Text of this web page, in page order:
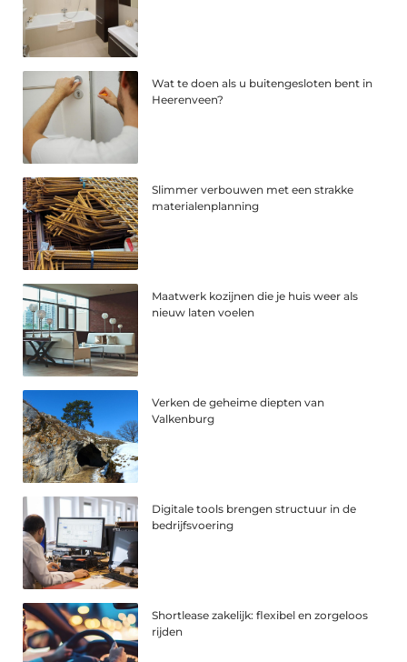
Wat te doen als u buitengesloten bent in
Heerenveen?
Slimmer verbouwen met een strakke
materialenplanning
Maatwerk kozijnen die je huis weer als
nieuw laten voelen
Verken de geheime diepten van
Valkenburg
Digitale tools brengen structuur in de
bedrijfsvoering
Shortlease zakelijk: flexibel en zorgeloos
rijden